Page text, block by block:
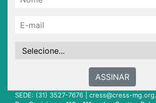
ASSINAR
SEDE: (31) 3527-7676 | cress@cress-